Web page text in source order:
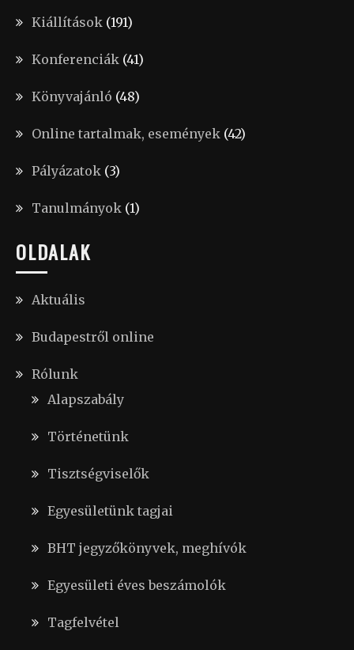
Kiállítások (191)
Konferenciák (41)
Könyvajánló (48)
Online tartalmak, események (42)
Pályázatok (3)
Tanulmányok (1)
OLDALAK
Aktuális
Budapestről online
Rólunk
Alapszabály
Történetünk
Tisztségviselők
Egyesületünk tagjai
BHT jegyzőkönyvek, meghívók
Egyesületi éves beszámolók
Tagfelvétel